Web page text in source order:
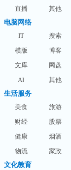
直播
其他
电脑网络
IT
搜索
模版
博客
文库
网盘
AI
其他
生活服务
美食
旅游
财经
股票
健康
烟酒
物流
家政
文化教育